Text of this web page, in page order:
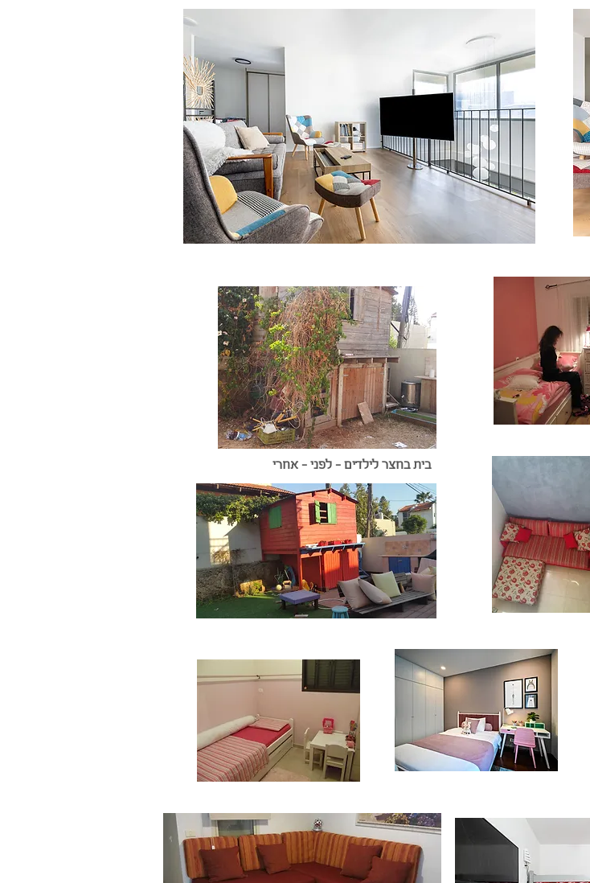
בית בחצר לילדים - לפני - אחרי